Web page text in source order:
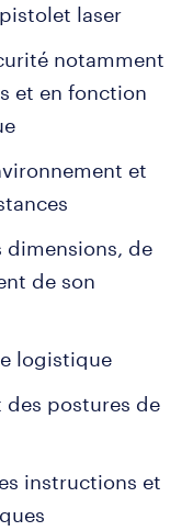
laser
notamment
et en fonction
et
de
de son
logistique
postures de
instructions et